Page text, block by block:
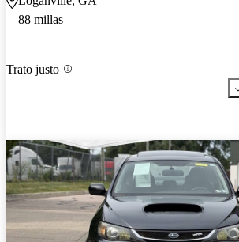
88 millas
Trato justo